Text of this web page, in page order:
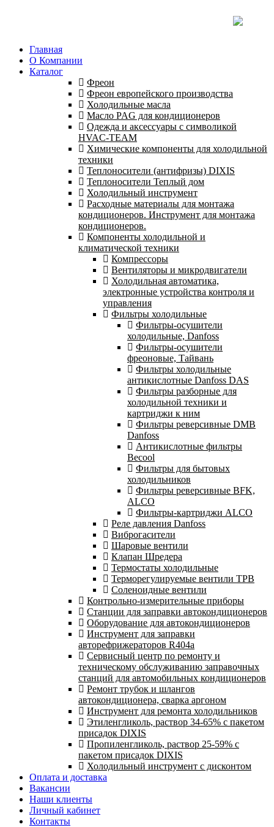
Главная
О Компании
Каталог
Фреон
Фреон европейского производства
Холодильные масла
Масло PAG для кондиционеров
Одежда и аксессуары с символикой
HVAC-TEAM
Химические компоненты для холодильной
техники
Теплоносители (антифризы) DIXIS
Теплоносители Теплый дом
Холодильный инструмент
Расходные материалы для монтажа
кондиционеров. Инструмент для монтажа
кондиционеров.
Компоненты холодильной и
климатической техники
Компрессоры
Вентиляторы и микродвигатели
Холодильная автоматика,
электронные устройства контроля и
управления
Фильтры холодильные
Фильтры-осушители
холодильные, Danfoss
Фильтры-осушители
фреоновые, Тайвань
Фильтры холодильные
антикислотные Danfoss DAS
Фильтры разборные для
холодильной техники и
картриджи к ним
Фильтры реверсивные DMB
Danfoss
Антикислотные фильтры
Becool
Фильтры для бытовых
холодильников
Фильтры реверсивные BFK,
ALCO
Фильтры-картриджи ALCO
Реле давления Danfoss
Виброгасители
Шаровые вентили
Клапан Шредера
Термостаты холодильные
Терморегулируемые вентили ТРВ
Соленоидные вентили
Контрольно-измерительные приборы
Станции для заправки автокондиционеров
Оборудование для автокондиционеров
Инструмент для заправки
авторефрижераторов R404a
Сервисный центр по ремонту и
техническому обслуживанию заправочных
станций для автомобильных кондиционеров
Ремонт трубок и шлангов
автокондиционера, сварка аргоном
Инструмент для ремонта холодильников
Этиленгликоль, раствор 34-65% с пакетом
присадок DIXIS
Пропиленгликоль, раствор 25-59% с
пакетом присадок DIXIS
Холодильный инструмент с дисконтом
Оплата и доставка
Вакансии
Наши клиенты
Личный кабинет
Контакты